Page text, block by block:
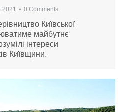
0 Comments
Київської
майбутнє
інтереси
Київщини.